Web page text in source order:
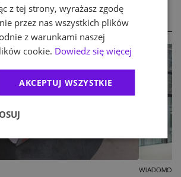
z tej strony, wyrażasz zgodę
przez nas wszystkich plików
z warunkami naszej
cookie. Dowiedz się więcej
AKCEPTUJ WSZYSTKIE